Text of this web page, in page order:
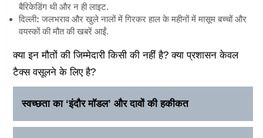
बैरिकेडिंग थी और न ही लाइट.
दिल्ली: जलभराव और खुले नालों में गिरकर हाल के महीनों में मासूम बच्चों और
वयस्कों की मौत की खबरें आईं.
क्या इन मौतों की जिम्मेदारी किसी की नहीं है? क्या प्रशासन केवल
टैक्स वसूलने के लिए है?
स्वच्छता का ‘इंदौर मॉडल’ और दावों की हकीकत